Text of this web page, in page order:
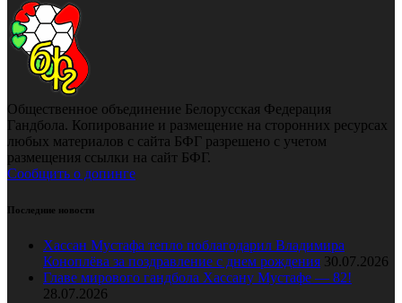
Общественное объединение Белорусская Федерация
Гандбола. Копирование и размещение на сторонних ресурсах
любых материалов с сайта БФГ разрешено с учетом
размещения ссылки на сайт БФГ.
Сообщить о допинге
Последние новости
Хассан Мустафа тепло поблагодарил Владимира
Коноплёва за поздравление с днем рождения 30.07.2026
Главе мирового гандбола Хассану Мустафе — 82!
28.07.2026